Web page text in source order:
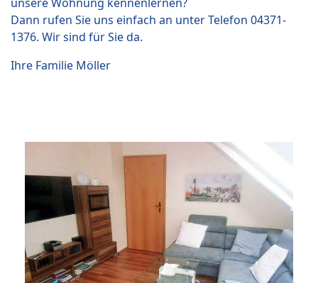
Dann rufen Sie uns einfach an unter Telefon 04371-
1376. Wir sind für Sie da.
Ihre Familie Möller